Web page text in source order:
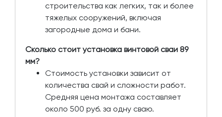
строительства как легких, так и более
тяжелых сооружений, включая
загородные дома и бани.
Сколько стоит установка винтовой сваи 89
мм?
Стоимость установки зависит от
количества свай и сложности работ.
Средняя цена монтажа составляет
около 500 руб. за одну сваю.